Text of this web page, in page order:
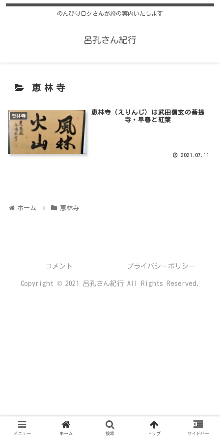
のんびりロクさんが旅の案内いたします
呂孔さん紀行
恵林寺
恵林寺
恵林寺（えりんじ）は武田信玄の菩提
寺・早春と紅葉
2021.07.11
ホーム 恵林寺
コメント プライバシーポリシー
Copyright © 2021 呂孔さん紀行 All Rights Reserved.
メニュー ホーム 検索 トップ サイドバー